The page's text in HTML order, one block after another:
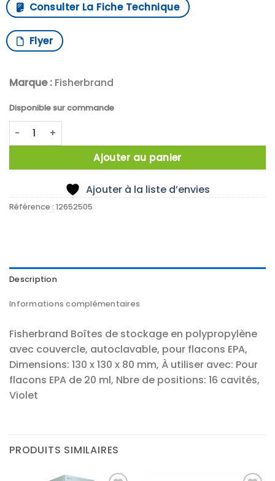
Consulter La Fiche Technique
Flyer
Marque : Fisherbrand
Disponible sur commande
quantité de PP Storage Box for 20ml EPA-Vials, violet,
Ajouter au panier
Ajouter à la liste d’envies
Référence : 12652505
Description
Informations complémentaires
Fisherbrand Boîtes de stockage en polypropylène
avec couvercle, autoclavable, pour flacons EPA,
Dimensions: 130 x 130 x 80 mm, À utiliser avec: Pour
flacons EPA de 20 ml, Nbre de positions: 16 cavités,
Violet
PRODUITS SIMILAIRES